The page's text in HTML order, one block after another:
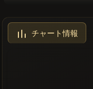
チャート情報